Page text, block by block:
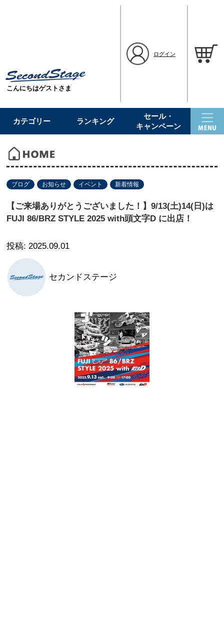
こんにちはゲストさま
ログイン
カテゴリー ランキング
セール・
キャンペーン
ブログ お知らせ イベント 新着情報
【ご来場ありがとうございました！】9/13(土)14(日)は
FUJI 86/BRZ STYLE 2025 with頭文字D に出店！
2025.09.01
セカンドステージ